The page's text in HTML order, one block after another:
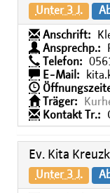
Unter 3 J.
Anschrift:
Ansprechp.:
Telefon:
E-Mail:
Träger:
Kontakt Tr.:
Ev. Kita
Unter 3 J.